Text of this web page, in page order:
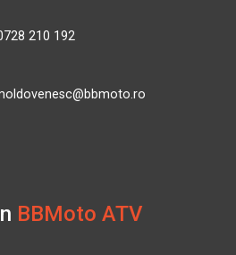
210 192
BBMoto ATV